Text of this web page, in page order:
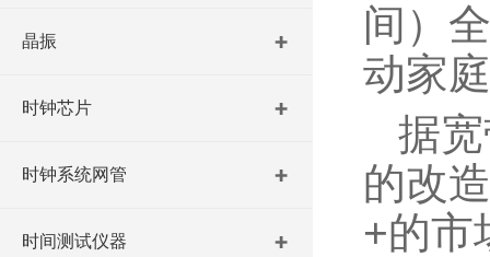
晶振
时钟芯片
时钟系统网管
时间测试仪器
间）
动家
据
的改
+的市